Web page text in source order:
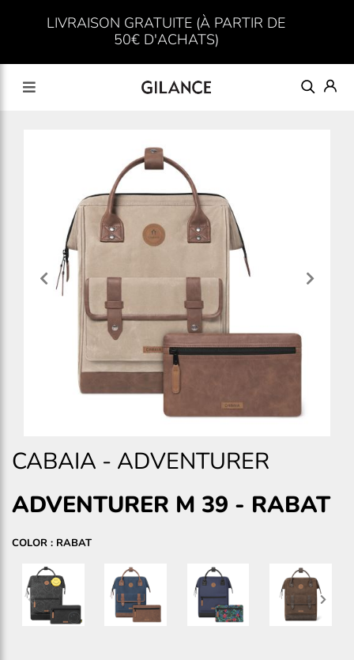
LIVRAISON GRATUITE (À PARTIR DE
50€ D'ACHATS)
CABAIA - ADVENTURER
ADVENTURER M 39 - RABAT
COLOR : RABAT